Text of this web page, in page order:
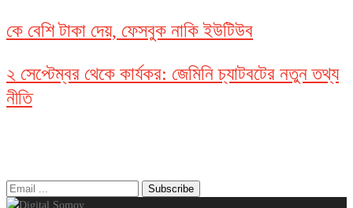
কে বেশি টাকা দেয়, ফেসবুক নাকি ইউটিউব
২ সেপ্টেম্বর থেকে কার্যকর: জেমিনি চ্যাটবটের নতুন তথ্য
নীতি